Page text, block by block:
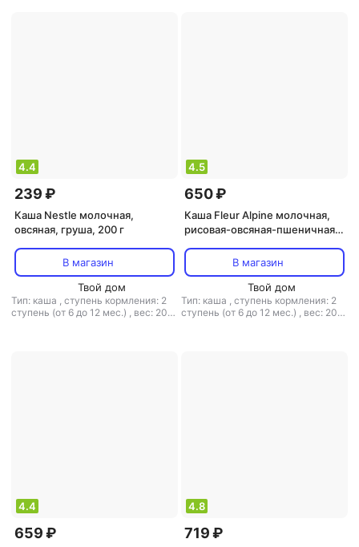
4.4
239 ₽
Каша Nestle молочная,
овсяная, груша, 200 г
В магазин
Твой дом
Тип: каша , ступень кормления: 2
ступень (от 6 до 12 мес.) , вес: 200
4.5
650 ₽
Каша Fleur Alpine молочная,
рисовая-овсяная-пшеничная,
В магазин
Твой дом
Тип: каша , ступень кормления: 2
ступень (от 6 до 12 мес.) , вес: 200
4.4
659 ₽
4.8
719 ₽